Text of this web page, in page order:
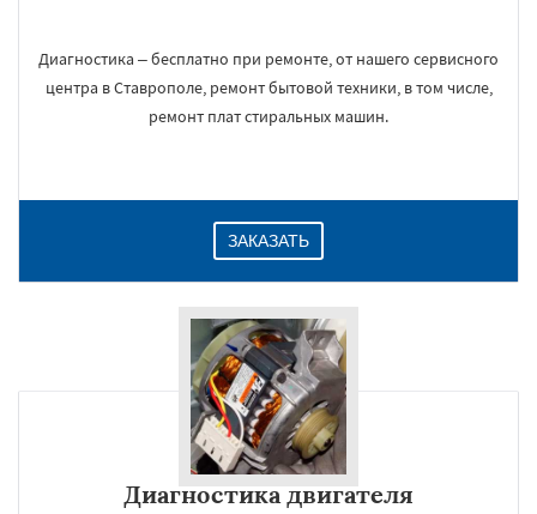
Диагностика – бесплатно при ремонте, от нашего сервисного
центра в Ставрополе, ремонт бытовой техники, в том числе,
ремонт плат стиральных машин.
ЗАКАЗАТЬ
Диагностика двигателя